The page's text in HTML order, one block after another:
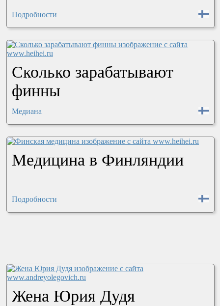
Подробности
Сколько зарабатывают
финны
Медиана
Медицина в Финляндии
Подробности
Жена Юрия Дудя